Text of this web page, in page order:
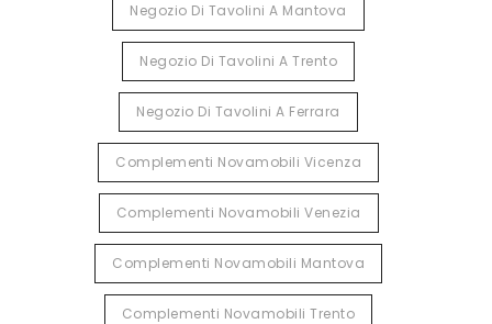
Negozio Di Tavolini A Mantova
Negozio Di Tavolini A Trento
Negozio Di Tavolini A Ferrara
Complementi Novamobili Vicenza
Complementi Novamobili Venezia
Complementi Novamobili Mantova
Complementi Novamobili Trento